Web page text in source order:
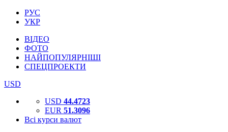
РУС
УКР
ВІДЕО
ФОТО
НАЙПОПУЛЯРНІШІ
СПЕЦПРОЕКТИ
USD
USD 44.4723
EUR 51.3096
Всі курси валют